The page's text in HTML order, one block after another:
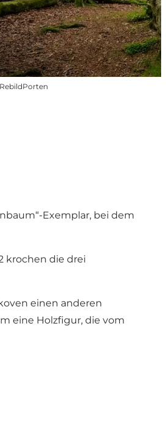
RebildPorten
Exemplar, bei dem
krochen die drei
einen anderen
eine Holzfigur, die vom